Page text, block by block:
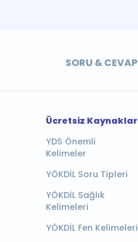
SORU & CEVAP
Ücretsiz Kaynaklar
YDS Önemli
Kelimeler
YÖKDİL Soru Tipleri
YÖKDİL Sağlık
Kelimeleri
YÖKDİL Fen Kelimeleri